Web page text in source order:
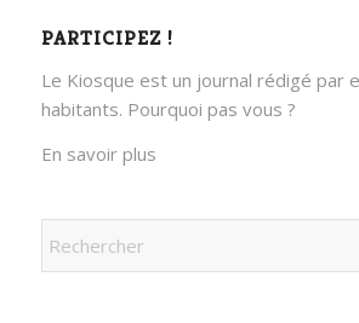
PARTICIPEZ !
Le Kiosque est un journal rédigé par
habitants. Pourquoi pas vous ?
En savoir plus